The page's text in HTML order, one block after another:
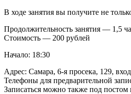
В ходе занятия вы получите не
Продолжительность занятия — 1,5
Стоимость — 200 рублей
Начало: 18:30
Адрес: Самара, 6-я просека, 129,
Телефоны для предварительной
Записаться можно также под постом